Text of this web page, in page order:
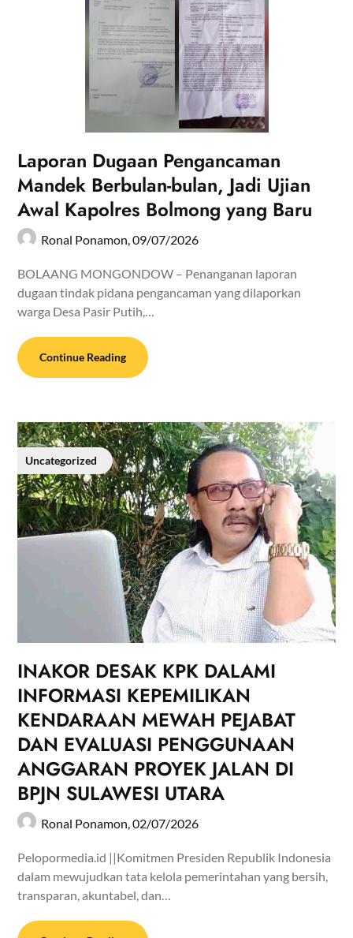
Laporan Dugaan Pengancaman
Mandek Berbulan-bulan, Jadi Ujian
Awal Kapolres Bolmong yang Baru
Ronal Ponamon,09/07/2026
BOLAANG MONGONDOW – Penanganan laporan
dugaan tindak pidana pengancaman yang dilaporkan
warga Desa Pasir Putih,…
Continue Reading
Uncategorized
INAKOR DESAK KPK DALAMI
INFORMASI KEPEMILIKAN
KENDARAAN MEWAH PEJABAT
DAN EVALUASI PENGGUNAAN
ANGGARAN PROYEK JALAN DI
BPJN SULAWESI UTARA
Ronal Ponamon,02/07/2026
Pelopormedia.id ||Komitmen Presiden Republik Indonesia
dalam mewujudkan tata kelola pemerintahan yang bersih,
transparan, akuntabel, dan…